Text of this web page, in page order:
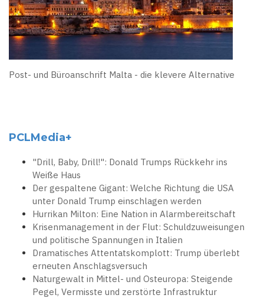
Post- und Büroanschrift Malta - die klevere Alternative
PCLMedia+
"Drill, Baby, Drill!": Donald Trumps Rückkehr ins
Weiße Haus
Der gespaltene Gigant: Welche Richtung die USA
unter Donald Trump einschlagen werden
Hurrikan Milton: Eine Nation in Alarmbereitschaft
Krisenmanagement in der Flut: Schuldzuweisungen
und politische Spannungen in Italien
Dramatisches Attentatskomplott: Trump überlebt
erneuten Anschlagsversuch
Naturgewalt in Mittel- und Osteuropa: Steigende
Pegel, Vermisste und zerstörte Infrastruktur